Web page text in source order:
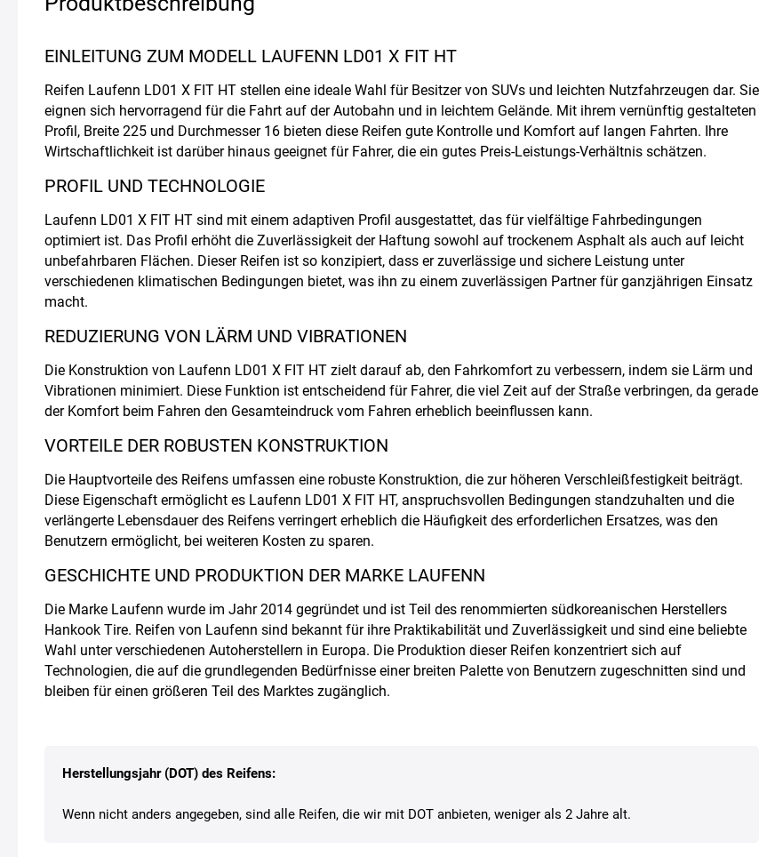
EINLEITUNG ZUM MODELL LAUFENN LD01 X FIT HT
Reifen Laufenn LD01 X FIT HT stellen eine ideale Wahl für Besitzer von SUVs und leichten Nutzfahrzeugen dar. Sie
eignen sich hervorragend für die Fahrt auf der Autobahn und in leichtem Gelände. Mit ihrem vernünftig gestalteten
Profil, Breite 225 und Durchmesser 16 bieten diese Reifen gute Kontrolle und Komfort auf langen Fahrten. Ihre
Wirtschaftlichkeit ist darüber hinaus geeignet für Fahrer, die ein gutes Preis-Leistungs-Verhältnis schätzen.
PROFIL UND TECHNOLOGIE
Laufenn LD01 X FIT HT sind mit einem adaptiven Profil ausgestattet, das für vielfältige Fahrbedingungen
optimiert ist. Das Profil erhöht die Zuverlässigkeit der Haftung sowohl auf trockenem Asphalt als auch auf leicht
unbefahrbaren Flächen. Dieser Reifen ist so konzipiert, dass er zuverlässige und sichere Leistung unter
verschiedenen klimatischen Bedingungen bietet, was ihn zu einem zuverlässigen Partner für ganzjährigen Einsatz
macht.
REDUZIERUNG VON LÄRM UND VIBRATIONEN
Die Konstruktion von Laufenn LD01 X FIT HT zielt darauf ab, den Fahrkomfort zu verbessern, indem sie Lärm und
Vibrationen minimiert. Diese Funktion ist entscheidend für Fahrer, die viel Zeit auf der Straße verbringen, da gerade
der Komfort beim Fahren den Gesamteindruck vom Fahren erheblich beeinflussen kann.
VORTEILE DER ROBUSTEN KONSTRUKTION
Die Hauptvorteile des Reifens umfassen eine robuste Konstruktion, die zur höheren Verschleißfestigkeit beiträgt.
Diese Eigenschaft ermöglicht es Laufenn LD01 X FIT HT, anspruchsvollen Bedingungen standzuhalten und die
verlängerte Lebensdauer des Reifens verringert erheblich die Häufigkeit des erforderlichen Ersatzes, was den
Benutzern ermöglicht, bei weiteren Kosten zu sparen.
GESCHICHTE UND PRODUKTION DER MARKE LAUFENN
Die Marke Laufenn wurde im Jahr 2014 gegründet und ist Teil des renommierten südkoreanischen Herstellers
Hankook Tire. Reifen von Laufenn sind bekannt für ihre Praktikabilität und Zuverlässigkeit und sind eine beliebte
Wahl unter verschiedenen Autoherstellern in Europa. Die Produktion dieser Reifen konzentriert sich auf
Technologien, die auf die grundlegenden Bedürfnisse einer breiten Palette von Benutzern zugeschnitten sind und
bleiben für einen größeren Teil des Marktes zugänglich.
Herstellungsjahr (DOT) des Reifens:
Wenn nicht anders angegeben, sind alle Reifen, die wir mit DOT anbieten, weniger als 2 Jahre alt.